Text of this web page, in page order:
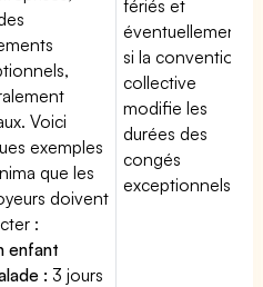
Voici
exemples
que les
doivent
:
enfant
: 3 jours
fériés et
éventuellement
si la convention
collective
modifie les
durées des
congés
exceptionnels.